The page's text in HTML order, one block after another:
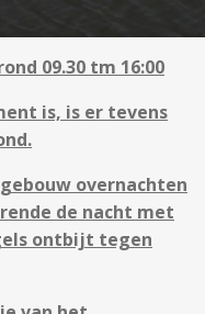
09.30 tm 16:00
is, is er tevens
overnachten
de nacht met
ontbijt tegen